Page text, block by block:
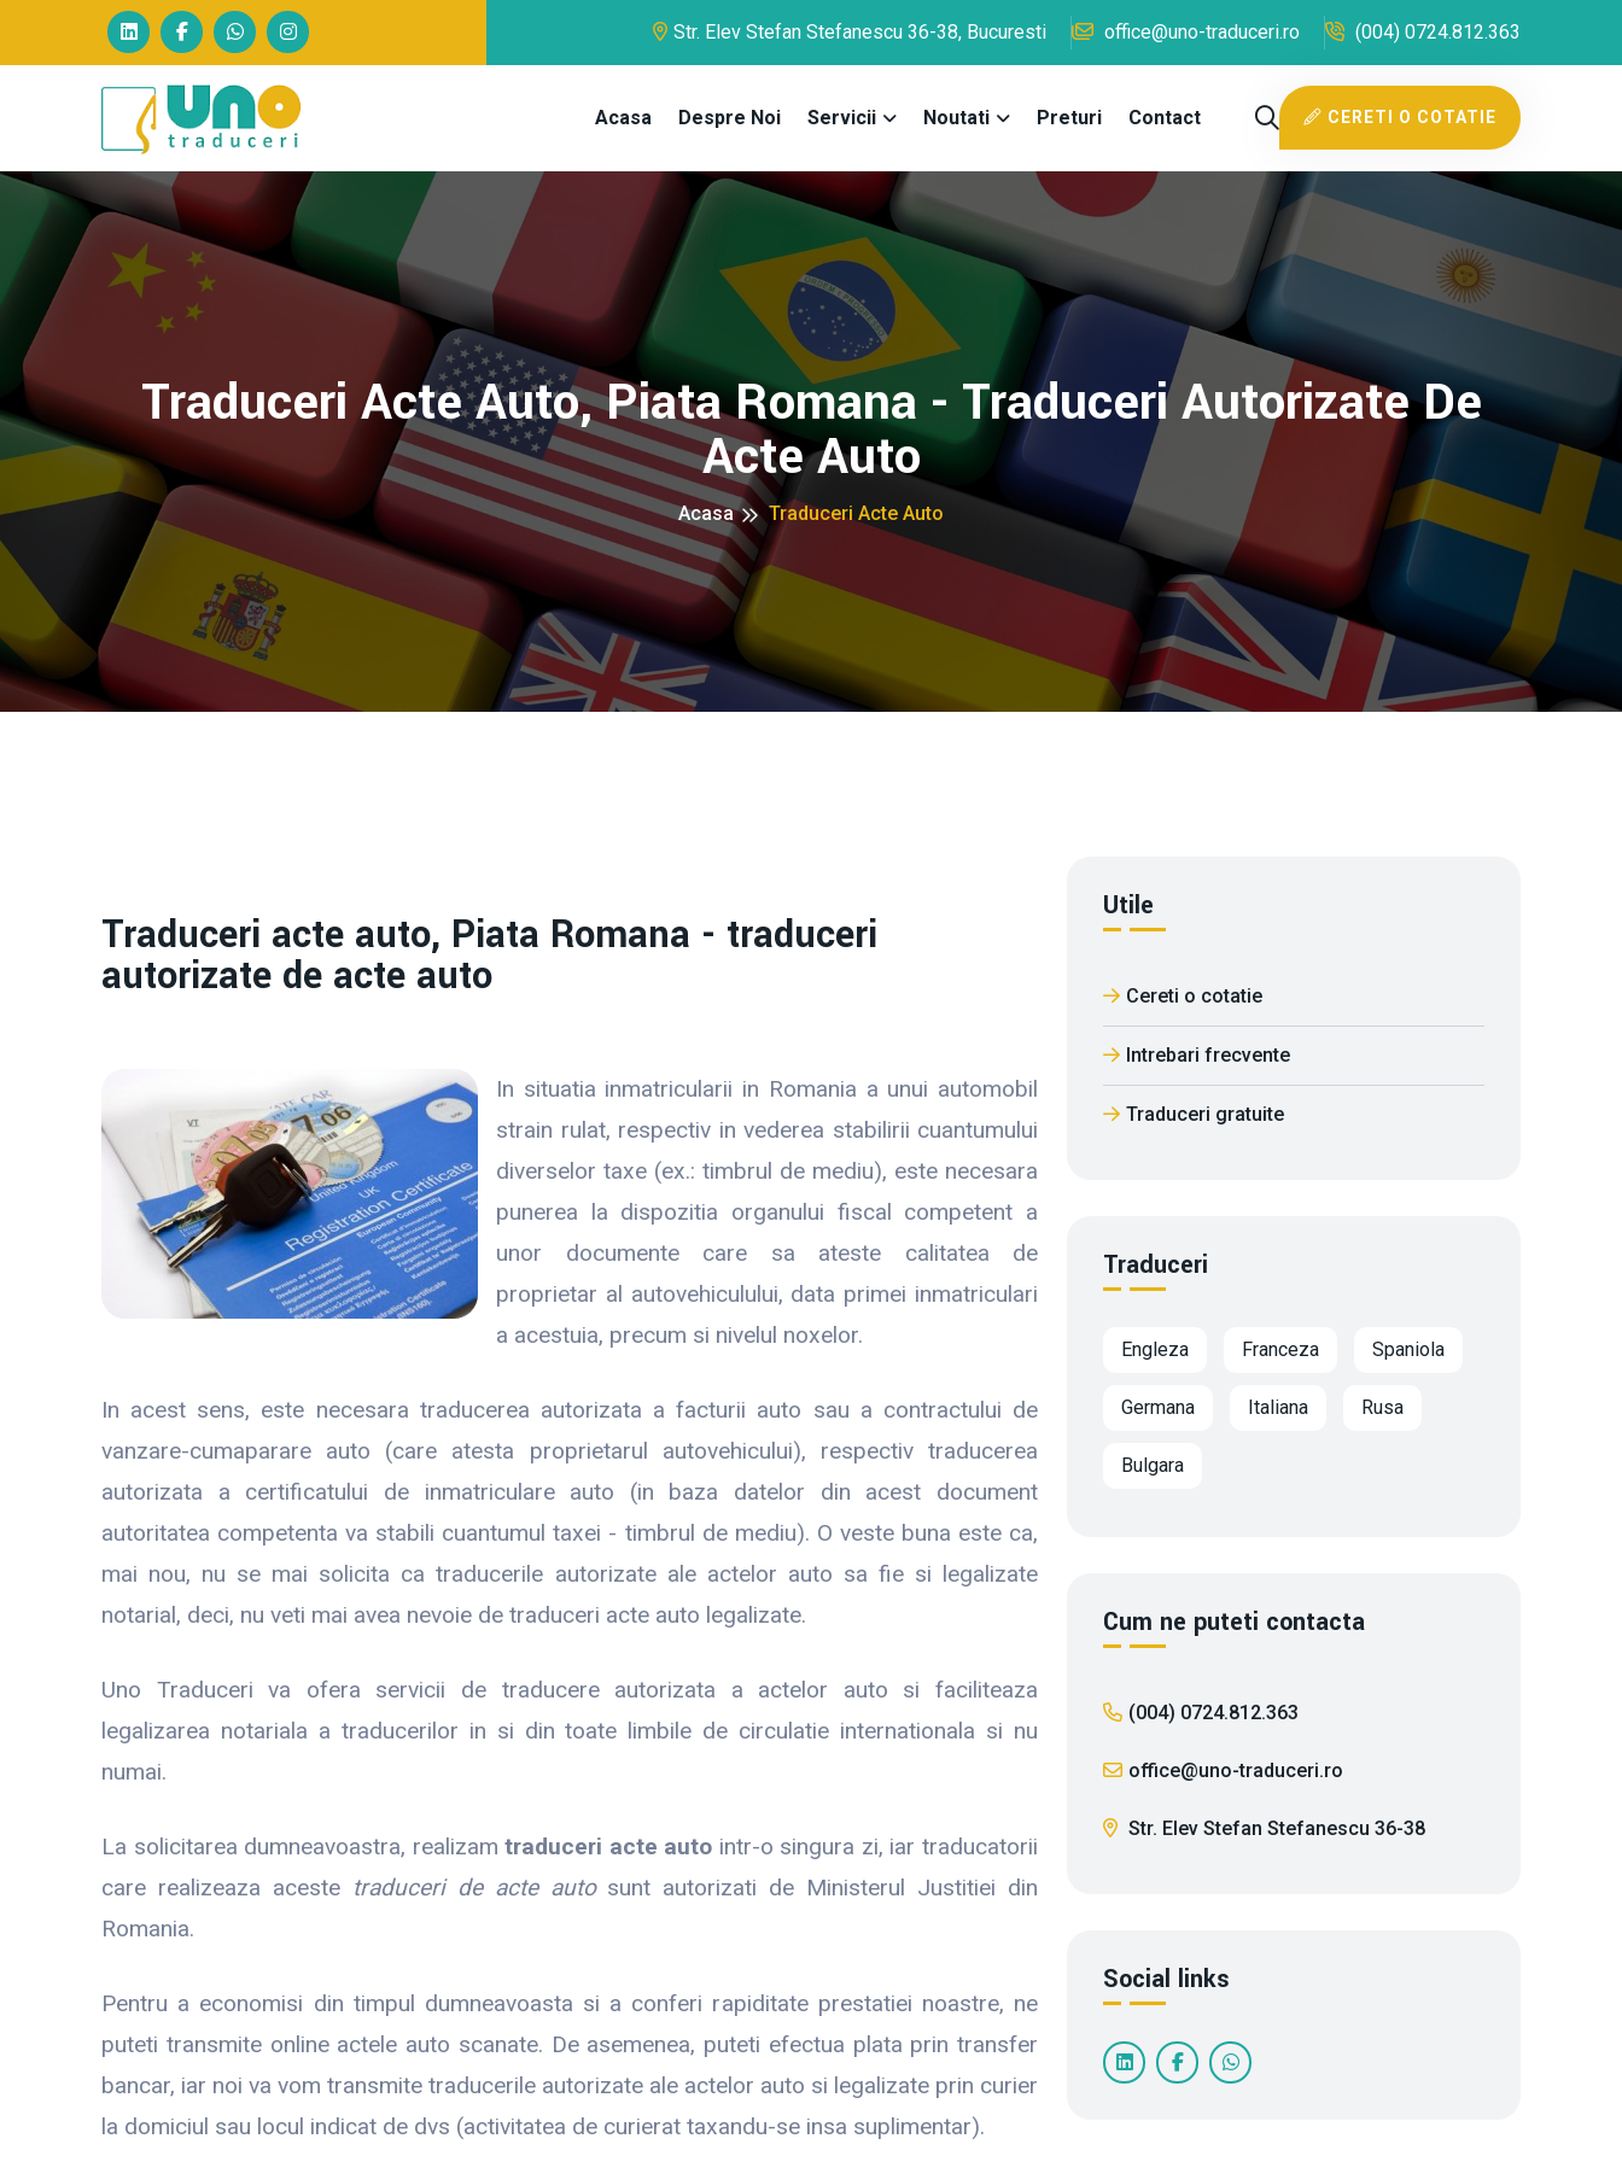
Str. Elev Stefan Stefanescu 36-38, Bucuresti office@uno-traduceri.ro (004) 0724.812.363
Acasa Despre Noi Servicii Noutati Preturi Contact CERETI O COTATIE
Traduceri Acte Auto, Piata Romana - Traduceri Autorizate De
Acte Auto
Acasa Traduceri Acte Auto
Traduceri acte auto, Piata Romana - traduceri
autorizate de acte auto
In situatia inmatricularii in Romania a unui automobil
strain rulat, respectiv in vederea stabilirii cuantumului
diverselor taxe (ex.: timbrul de mediu), este necesara
punerea la dispozitia organului fiscal competent a
unor documente care sa ateste calitatea de
proprietar al autovehiculului, data primei inmatriculari
a acestuia, precum si nivelul noxelor.
In acest sens, este necesara traducerea autorizata a facturii auto sau a contractului de
vanzare-cumaparare auto (care atesta proprietarul autovehicului), respectiv traducerea
autorizata a certificatului de inmatriculare auto (in baza datelor din acest document
autoritatea competenta va stabili cuantumul taxei - timbrul de mediu). O veste buna este ca,
mai nou, nu se mai solicita ca traducerile autorizate ale actelor auto sa fie si legalizate
notarial, deci, nu veti mai avea nevoie de traduceri acte auto legalizate.
Uno Traduceri va ofera servicii de traducere autorizata a actelor auto si faciliteaza
legalizarea notariala a traducerilor in si din toate limbile de circulatie internationala si nu
numai.
La solicitarea dumneavoastra, realizamtraduceri acte auto intr-o singura zi, iar traducatorii
care realizeaza aceste traduceri de acte autosunt autorizati de Ministerul Justitiei din
Romania.
Pentru a economisi din timpul dumneavoasta si a conferi rapiditate prestatiei noastre, ne
puteti transmite online actele auto scanate. De asemenea, puteti efectua plata prin transfer
bancar, iar noi va vom transmite traducerile autorizate ale actelor auto si legalizate prin curier
la domiciul sau locul indicat de dvs (activitatea de curierat taxandu-se insa suplimentar).
Utile
Cereti o cotatie
Intrebari frecvente
Traduceri gratuite
Traduceri
Engleza Franceza Spaniola
Germana Italiana Rusa
Bulgara
Cum ne puteti contacta
(004) 0724.812.363
office@uno-traduceri.ro
Str. Elev Stefan Stefanescu 36-38
Social links